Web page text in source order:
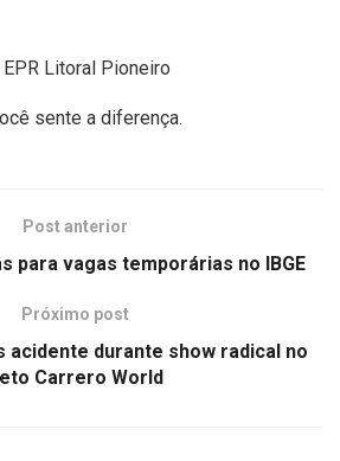
Litoral Pioneiro
sente a diferença.
Post anterior
para vagas temporárias no IBGE
Próximo post
acidente durante show radical no
Carrero World